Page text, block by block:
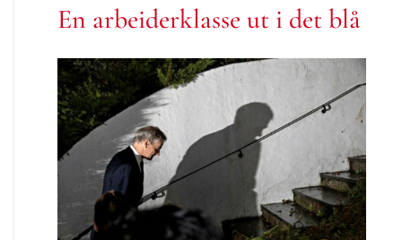
En arbeiderklasse ut i det blå